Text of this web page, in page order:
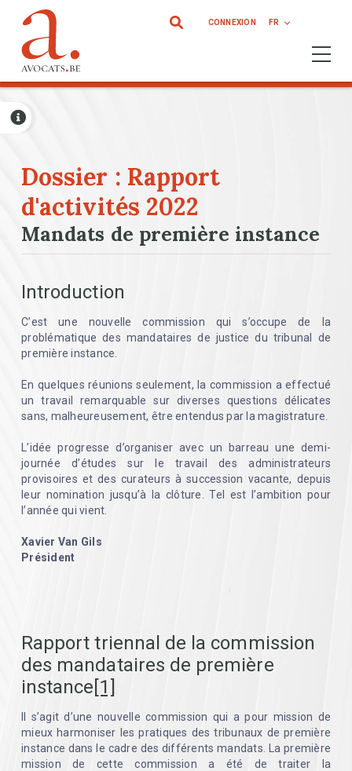
Aller au contenu principal
Ouvrir
CONNEXION FR
Dossier : Rapport
d'activités 2022
Mandats de première instance
Introduction
C’est une nouvelle commission qui s’occupe de la
problématique des mandataires de justice du tribunal de
première instance.
En quelques réunions seulement, la commission a effectué
un travail remarquable sur diverses questions délicates
sans, malheureusement, être entendus par la magistrature.
L’idée progresse d’organiser avec un barreau une demi-
journée d’études sur le travail des administrateurs
provisoires et des curateurs à succession vacante, depuis
leur nomination jusqu’à la clôture. Tel est l’ambition pour
l’année qui vient.
Xavier Van Gils
Président
Rapport triennal de la commission
des mandataires de première
instance[1]
Il s’agit d’une nouvelle commission qui a pour mission de
mieux harmoniser les pratiques des tribunaux de première
instance dans le cadre des différents mandats. La première
mission de cette commission a été de traiter la